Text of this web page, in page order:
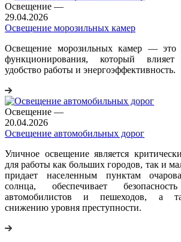
Освещение —
29.04.2026
Освещение морозильных камер
Освещение морозильных камер — это
функционирования, который влияет
удобство работы и энергоэффективность.
Освещение —
20.04.2026
Освещение автомобильных дорог
Уличное освещение является
для работы как больших городов, так и
придает населенным пунктам
солнца, обеспечивает
автомобилистов и пешеходов, а
снижению уровня преступности.